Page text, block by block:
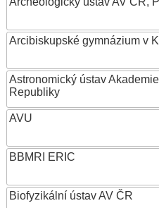
Arcibiskupské gymnázium v
Astronomický ústav
Republiky
AVU
BBMRI ERIC
Biofyzikální ústav AV ČR